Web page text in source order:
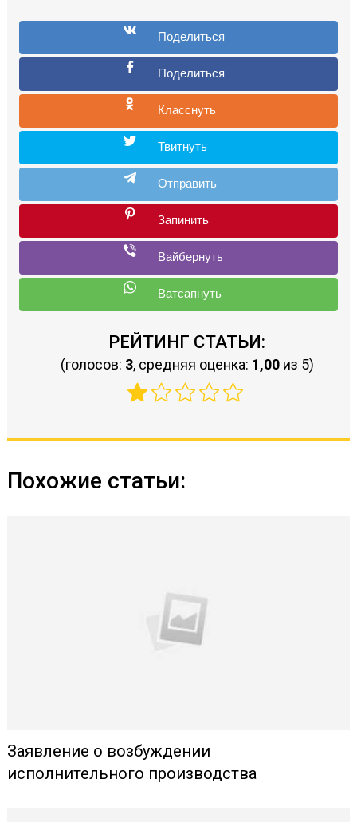
РЕЙТИНГ СТАТЬИ:
(голосов: 3, средняя оценка: 1,00из 5)
Похожие статьи:
Заявление о возбуждении
исполнительного производства